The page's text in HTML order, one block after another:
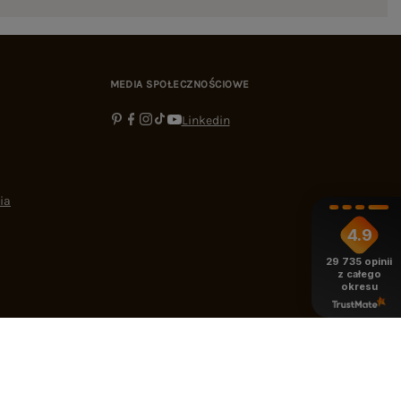
MEDIA SPOŁECZNOŚCIOWE
Linkedin
4.9
29 735 opinii
z całego
okresu